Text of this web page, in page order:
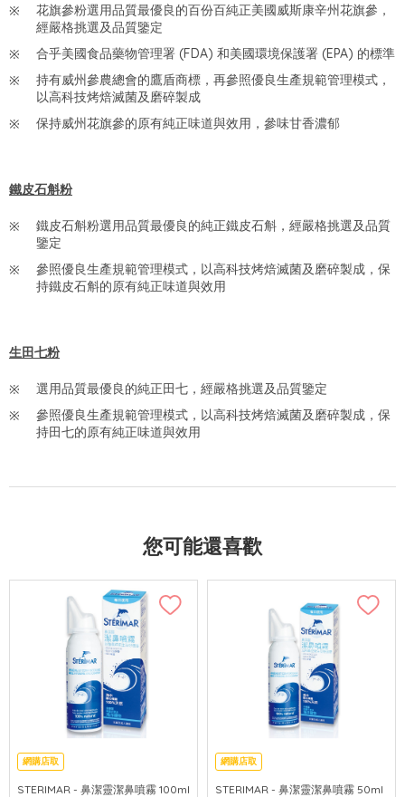
花旗參粉選用品質最優良的百份百純正美國威斯康辛州花旗參，
經嚴格挑選及品質鑒定
合乎美國食品藥物管理署 (FDA) 和美國環境保護署 (EPA) 的標準
持有威州參農總會的鷹盾商標，再參照優良生產規範管理模式，
以高科技烤焙滅菌及磨碎製成
保持威州花旗參的原有純正味道與效用，參味甘香濃郁
鐵皮石斛粉
鐵皮石斛粉選用品質最優良的純正鐵皮石斛，經嚴格挑選及品質
鑒定
參照優良生產規範管理模式，以高科技烤焙滅菌及磨碎製成，保
持鐵皮石斛的原有純正味道與效用
生田七粉
選用品質最優良的純正田七，經嚴格挑選及品質鑒定
參照優良生產規範管理模式，以高科技烤焙滅菌及磨碎製成，保
持田七的原有純正味道與效用
您可能還喜歡
網購店取
STERIMAR - 鼻潔靈潔鼻噴霧 100ml
網購店取
STERIMAR - 鼻潔靈潔鼻噴霧 50ml